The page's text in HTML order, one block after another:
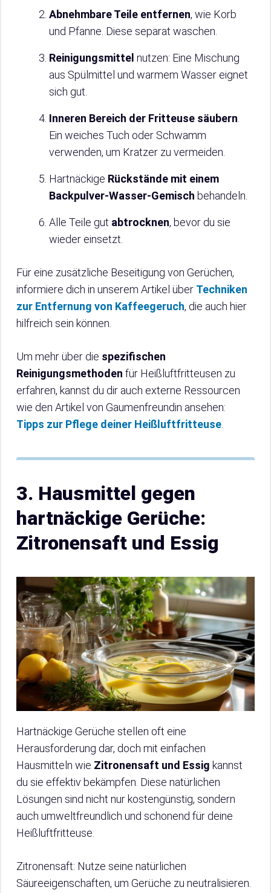
Abnehmbare Teile entfernen, wie Korb
und Pfanne. Diese separat waschen.
Reinigungsmittel nutzen: Eine Mischung
aus Spülmittel und warmem Wasser eignet
sich gut.
Inneren Bereich der Fritteuse säubern
Ein weiches Tuch oder Schwamm
verwenden, um Kratzer zu vermeiden.
Hartnäckige Rückstände mit einem
Backpulver-Wasser-Gemisch behandeln.
Alle Teile gut abtrocknen, bevor du sie
wieder einsetzt.
Für eine zusätzliche Beseitigung von Gerüchen,
informiere dich in unserem Artikel über Techniken
zur Entfernung von Kaffeegeruch, die auch hier
hilfreich sein können.
Um mehr über die spezifischen
Reinigungsmethoden für Heißluftfritteusen zu
erfahren, kannst du dir auch externe Ressourcen
wie den Artikel von Gaumenfreundin ansehen:
Tipps zur Pflege deiner Heißluftfritteuse
3. Hausmittel gegen
hartnäckige Gerüche:
Zitronensaft und Essig
Hartnäckige Gerüche stellen oft eine
Herausforderung dar, doch mit einfachen
Hausmitteln wie Zitronensaft und Essig kannst
du sie effektiv bekämpfen. Diese natürlichen
Lösungen sind nicht nur kostengünstig, sondern
auch umweltfreundlich und schonend für deine
Heißluftfritteuse.
Zitronensaft: Nutze seine natürlichen
Säureeigenschaften, um Gerüche zu neutralisieren.